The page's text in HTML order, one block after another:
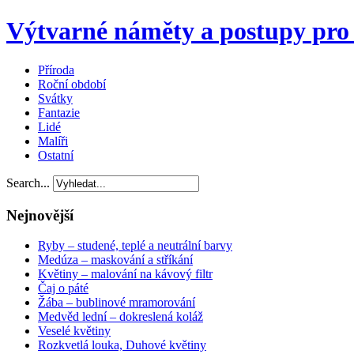
Výtvarné náměty a postupy
Příroda
Roční období
Svátky
Fantazie
Lidé
Malíři
Ostatní
Search...
Nejnovější
Ryby – studené, teplé a neutrální barvy
Medúza – maskování a stříkání
Květiny – malování na kávový filtr
Čaj o páté
Žába – bublinové mramorování
Medvěd lední – dokreslená koláž
Veselé květiny
Rozkvetlá louka, Duhové květiny